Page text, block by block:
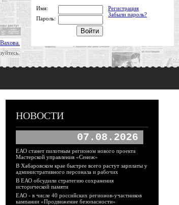
Имя:
Регистрация
Забыли пароль?
Пароль:
НОВОСТИ
07.08.2026
ЕАО станет пилотным регионом нового проекта
Мастерской управления «Сенеж»
В Хабаровском крае быстрее всего растут зарплаты у
административного персонала и рабочих
В ЕАО обсудили стратегию сохранения
исторической памяти
ЕАО - в числе 40 российских регионов-участников
кампании «Продвижение безопасности»